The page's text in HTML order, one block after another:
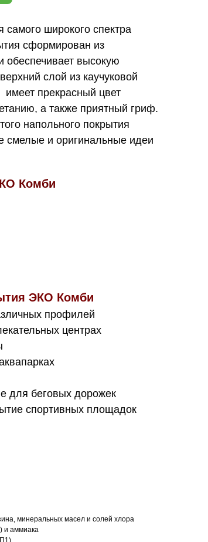
широкого спектра
сформирован из
обеспечивает высокую
слой из каучуковой
имеет прекрасный цвет
а также приятный гриф.
напольного покрытия
смелые и оригинальные идеи
Комби
ЭКО Комби
профилей
центрах
для беговых дорожек
спортивных площадок
минеральных масел и солей хлора
и аммиака